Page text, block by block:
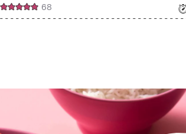
68